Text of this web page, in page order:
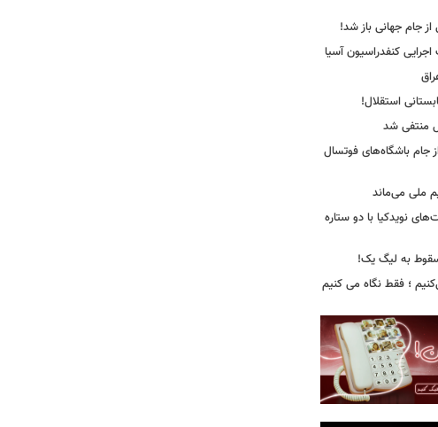
جام جهانی باز شد!
کنفدراسیون آسیا
استقلال!
منتفی شد
جام باشگاه‌های فوتسال
ملی می‌ماند
نویدکیا با دو ستاره
به لیگ یک!
؛ فقط نگاه می کنیم